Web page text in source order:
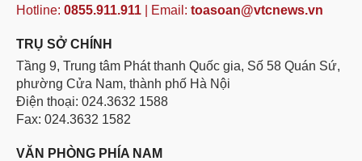
Hotline: 0855.911.911 | Email: toasoan@vtcnews.vn
TRỤ SỞ CHÍNH
Tầng 9, Trung tâm Phát thanh Quốc gia, Số 58 Quán Sứ,
phường Cửa Nam, thành phố Hà Nội
Điện thoại: 024.3632 1588
Fax: 024.3632 1582
VĂN PHÒNG PHÍA NAM